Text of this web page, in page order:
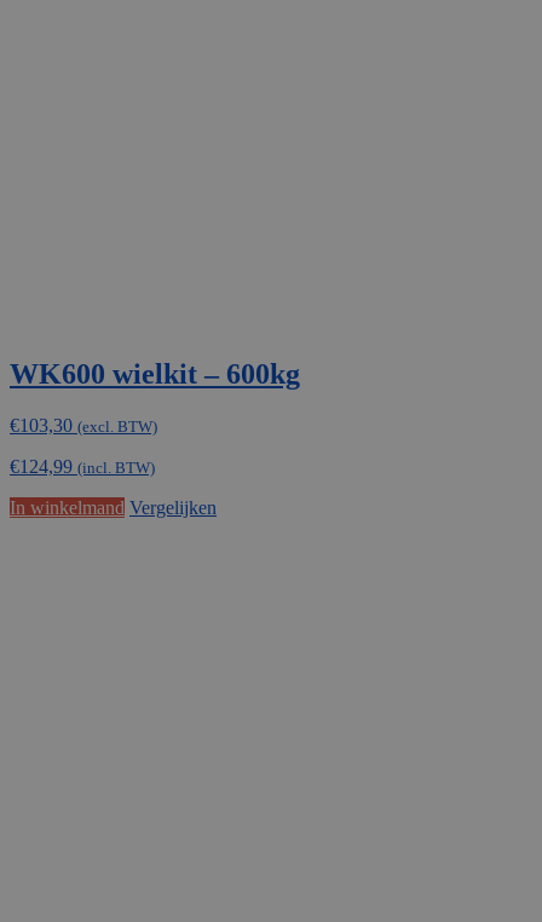
WK600 wielkit – 600kg
€103,30 (excl. BTW)
€124,99 (incl. BTW)
In winkelmand Vergelijken